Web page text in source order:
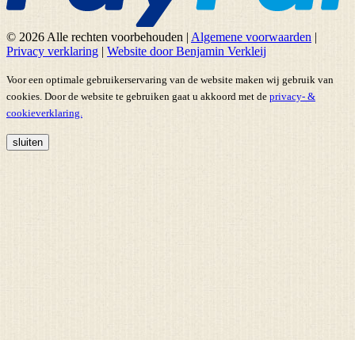
© 2026 Alle rechten voorbehouden | Algemene voorwaarden |
Privacy verklaring | Website door Benjamin Verkleij
Voor een optimale gebruikerservaring van de website maken wij gebruik van
cookies. Door de website te gebruiken gaat u akkoord met de privacy- &
cookieverklaring.
sluiten